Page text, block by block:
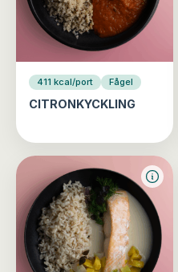
411 kcal/port Fågel
CITRONKYCKLING